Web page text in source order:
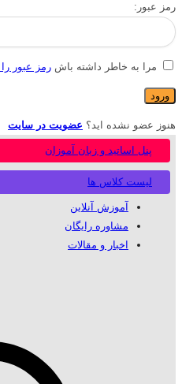
رمز عبور:
مرا به خاطر داشته باش رمز عبور
هنوز عضو نشده اید؟ عضویت در سایت
لیست کلاس ها
پنل اساتید و زبان آموزان
آموزش آنلاین
مشاوره رایگان
اخبار و مقالات